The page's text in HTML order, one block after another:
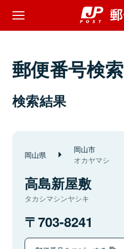
郵便番号検索
検索結果
岡山県 岡山市
オカヤマシ
高島新屋敷
タカシマシンヤシキ
703-8241